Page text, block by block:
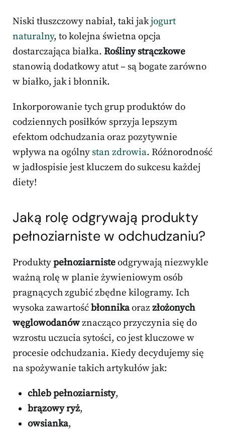
Niski tłuszczowy nabiał, taki jakjogurt
naturalny, to kolejna świetna opcja
dostarczająca białka. Rośliny strączkowe
stanowią dodatkowy atut – są bogate zarówno
w białko, jak i błonnik.
Inkorporowanie tych grup produktów do
codziennych posiłków sprzyja lepszym
efektom odchudzania oraz pozytywnie
wpływa na ogólny stan zdrowia. Różnorodność
w jadłospisie jest kluczem do sukcesu każdej
diety!
Jaką rolę odgrywają produkty
pełnoziarniste w odchudzaniu?
Produktypełnoziarnisteodgrywają niezwykle
ważną rolę w planie żywieniowym osób
pragnących zgubić zbędne kilogramy. Ich
wysoka zawartośćbłonnikaorazzłożonych
węglowodanówznacząco przyczynia się do
wzrostu uczucia sytości, co jest kluczowe w
procesie odchudzania. Kiedy decydujemy się
na spożywanie takich artykułów jak:
chleb pełnoziarnisty,
brązowy ryż,
owsianka,